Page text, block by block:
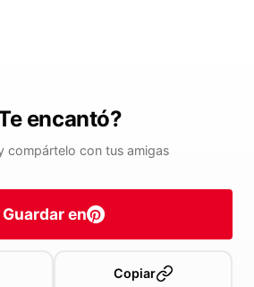
encantó?
compártelo con tus amigas
Guardar en
Copiar